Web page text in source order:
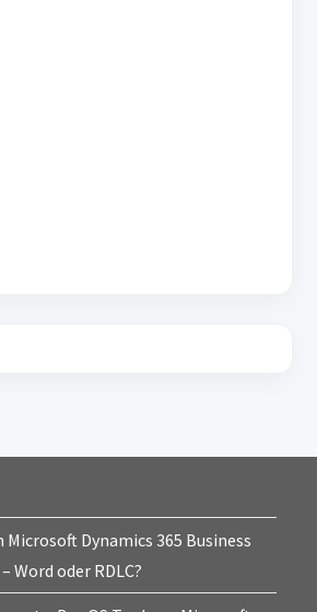
Dynamics 365 Business
Word oder RDLC?